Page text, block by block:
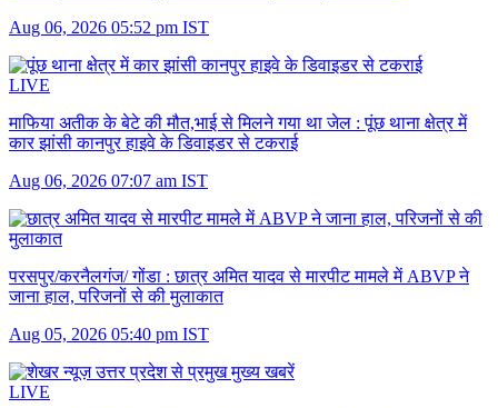
Aug 06, 2026 05:52 pm IST
LIVE
माफिया अतीक के बेटे की मौत,भाई से मिलने गया था जेल : पूंछ थाना क्षेत्र में
कार झांसी कानपुर हाइवे के डिवाइडर से टकराई
Aug 06, 2026 07:07 am IST
परसपुर/करनैलगंज/ गोंडा : छात्र अमित यादव से मारपीट मामले में ABVP ने
जाना हाल, परिजनों से की मुलाकात
Aug 05, 2026 05:40 pm IST
LIVE